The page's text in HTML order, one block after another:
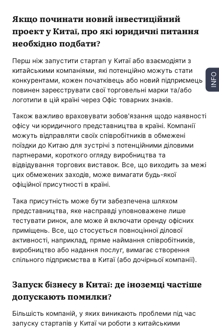
Якщо починати новий інвестиційний
проект у Китаї, про які юридичні питання
необхідно подбати?
Перш ніж запустити стартап у Китаї або взаємодіяти з
китайськими компаніями, які потенційно можуть стати
конкурентами, кожен початківець або новий підприємець
повинен зареєструвати свої торговельні марки та/або
логотипи в цій країні через Офіс товарних знаків.
Також важливо враховувати зобов'язання щодо наявності
офісу чи юридичного представництва в країні. Компанії
можуть відправляти своїх співробітників в обмежені
поїздки до Китаю для зустрічі з потенційними діловими
партнерами, короткого огляду виробництва та
відвідування торгових виставок. Все, що виходить за межі
цих обмежених заходів, може вимагати будь-якої
офіційної присутності в країні.
Така присутність може бути забезпечена шляхом
представництва, яке насправді уповноважене лише
тестувати ринок, але може й включати оренду офісних
приміщень. Все, що стосується повноцінної ділової
активності, наприклад, пряме наймання співробітників,
виробництво або надання послуг, вимагає створення
спільного підприємства в Китаї (або дочірньої компанії).
Запуск бізнесу в Китаї: де іноземці частіше
допускають помилки?
Більшість компаній, у яких виникають проблеми під час
запуску стартапів у Китаї чи роботи з китайськими
INFO